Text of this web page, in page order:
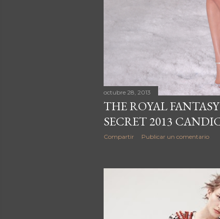
octubre 28, 2013
THE ROYAL
SECRET 2013
Compartir Publicar un comentario